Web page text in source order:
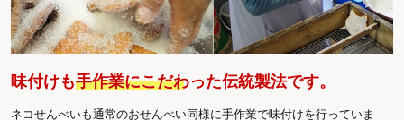
味付けも手作業にこだわった伝統製法です。
ネコせんべいも通常のおせんべい同様に手作業で味付けを行っていま